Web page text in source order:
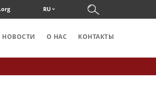
RU
НОВОСТИ О НАС KОНТАКТЫ